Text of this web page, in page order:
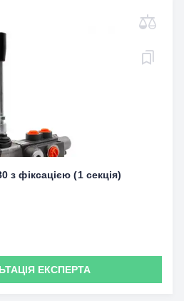
з фіксацією (1 секція)
ЕКСПЕРТА